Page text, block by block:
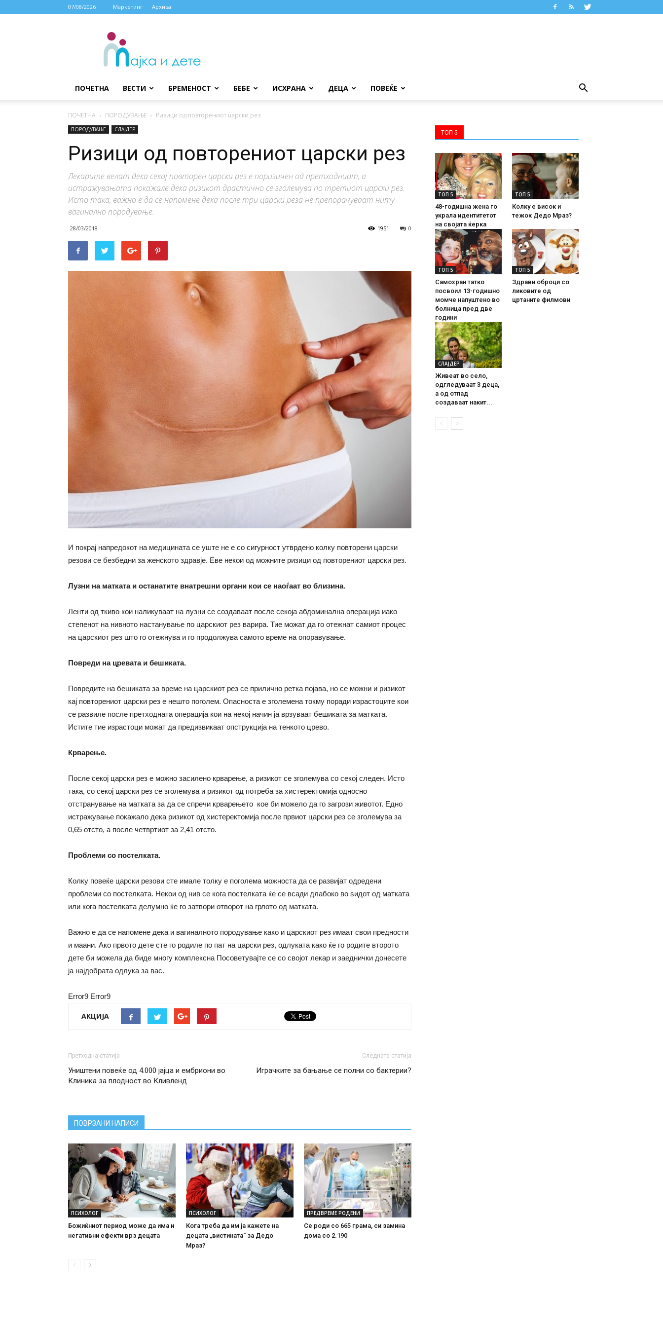
07/08/2026 Маркетинг Архива
МАЈКА
ДЕТЕ
ПОЧЕТНА ВЕСТИ БРЕМЕНОСТ БЕБЕ ИСХРАНА ДЕЦА ПОВЕЌЕ
ПОЧЕТНА ПОРОДУВАЊЕ Ризици од повторениот царски рез
ПОРОДУВАЊЕ СЛАЈДЕР
Ризици од повторениот царски рез
Лекарите велат дека секој повторен царски рез е поризичен од претходниот, а
истражувањата покажале дека ризикот драстично се зголемува по третиот царски рез.
Исто така, важно е да се напомене дека после три царски реза не препорачуваат ниту
вагинално породување.
28/03/2018 0
1951
И покрај напредокот на медицината се уште не е со сигурност утврдено колку повторени царски
резови се безбедни за женското здравје. Еве некои од можните ризици од повторениот царски рез.
Лузни на матката и останатите внатрешни органи кои се наоѓаат во близина.
Ленти од ткиво кои наликуваат на лузни се создаваат после секоја абдоминална операција иако
степенот на нивното настанување по царскиот рез варира. Тие можат да го отежнат самиот процес
на царскиот рез што го отежнува и го продолжува самото време на опоравување.
Повреди на цревата и бешиката.
Повредите на бешиката за време на царскиот рез се прилично ретка појава, но се можни и ризикот
кај повторениот царски рез е нешто поголем. Опасноста е зголемена токму поради израстоците кои
се развиле после претходната операција кои на некој начин ја врзуваат бешиката за матката.
Истите тие израстоци можат да предизвикаат опструкција на тенкото црево.
Крварење.
После секој царски рез е можно засилено крварење, а ризикот се зголемува со секој следен. Исто
така, со секој царски рез се зголемува и ризикот од потреба за хистеректомија односно
отстранување на матката за да се спречи крварењето кое би можело да го загрози животот. Едно
истражување покажало дека ризикот од хистеректомија после првиот царски рез се зголемува за
0,65 отсто, а после четвртиот за 2,41 отсто.
Проблеми со постелката.
Колку повеќе царски резови сте имале толку е поголема можноста да се развијат одредени
проблеми со постелката. Некои од нив се кога постелката ќе се всади длабоко во ѕидот од матката
или кога постелката делумно ќе го затвори отворот на грлото од матката.
Важно е да се напомене дека и вагиналното породување како и царскиот рез имаат свои предности
и маани. Ако првото дете сте го родиле по пат на царски рез, одлуката како ќе го родите второто
дете би можела да биде многу комплексна Посоветувајте се со својот лекар и заеднички донесете
ја најдобрата одлука за вас.
Error9 Error9
АКЦИЈА
Претходна статија
Уништени повеќе од 4.000 јајца и ембриони во
Клиника за плодност во Кливленд
Следната статија
Играчките за бањање се полни со бактерии?
ПОВРЗАНИ НАПИСИ
ПСИХОЛОГ
Божиќниот период може да има и
негативни ефекти врз децата
ПСИХОЛОГ
Кога треба да им ја кажете на
децата „вистината“ за Дедо
Мраз?
ПРЕДВРЕМЕ РОДЕНИ
Се роди со 665 грама, си замина
дома со 2.190
ТОП 5
ТОП 5
48-годишна жена го
украла идентитетот
на својата ќерка
ТОП 5
Колку е висок и
тежок Дедо Мраз?
ТОП 5
Самохран татко
посвоил 13-годишно
момче напуштено во
болница пред две
години
ТОП 5
Здрави оброци со
ликовите од
цртаните филмови
СЛАЈДЕР
Живеат во село,
одгледуваат 3 деца,
а од отпад
создаваат накит...